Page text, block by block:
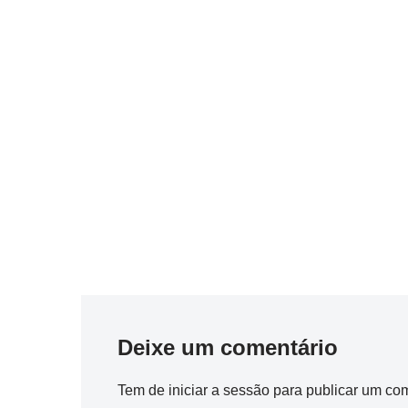
Deixe um comentário
Tem de iniciar a sessão para publicar um